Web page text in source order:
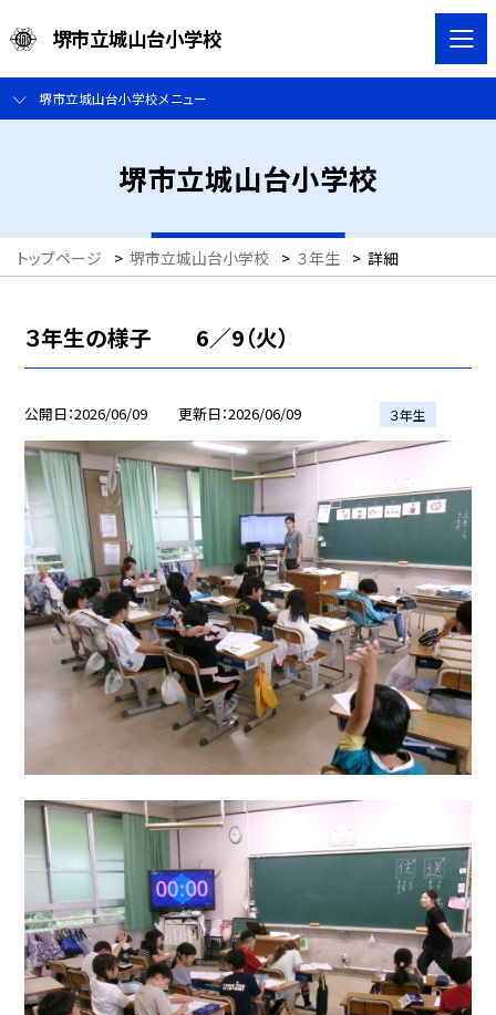
堺市立城山台小学校
堺市立城山台小学校メニュー
堺市立城山台小学校
トップページ > 堺市立城山台小学校 > ３年生 > 詳細
３年生の様子 6／9（火）
公開日 2026/06/09 更新日 2026/06/09 ３年生